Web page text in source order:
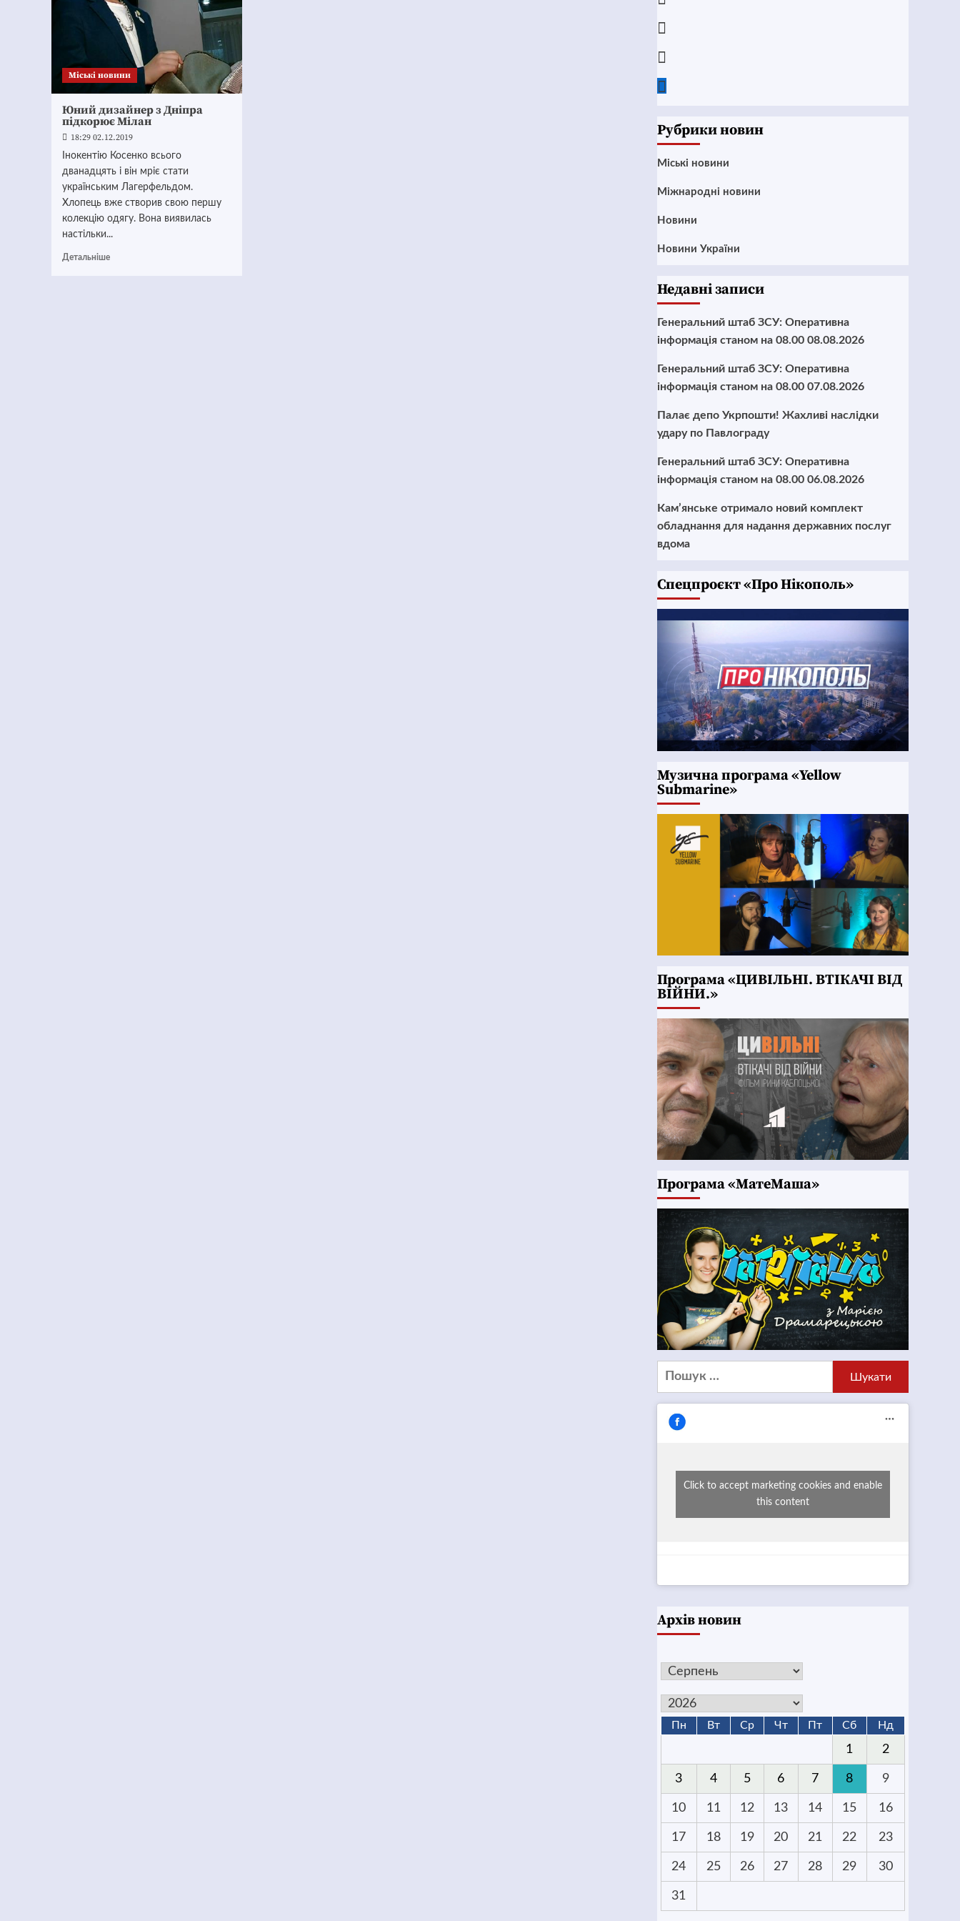
Mіські новини
Юний дизайнер з Дніпра
підкорює Мілан
18:29 02.12.2019
Інокентію Косенко всього
дванадцять і він мріє стати
українським Лагерфельдом.
Хлопець вже створив свою першу
колекцію одягу. Вона виявилась
настільки...
Детальніше
Рубрики новин
Mіські новини
Міжнародні новини
Новини
Новини України
Недавні записи
Генеральний штаб ЗСУ: Оперативна
інформація станом на 08.00 08.08.2026
Генеральний штаб ЗСУ: Оперативна
інформація станом на 08.00 07.08.2026
Палає депо Укрпошти! Жахливі наслідки
удару по Павлограду
Генеральний штаб ЗСУ: Оперативна
інформація станом на 08.00 06.08.2026
Кам’янське отримало новий комплект
обладнання для надання державних послуг
вдома
Cпецпроєкт «Про Нікополь»
Музична програма «Yellow
Submarine»
Програма «ЦИВІЛЬНІ. ВТІКАЧІ ВІД
ВІЙНИ.»
Програма «МатеМаша»
Пошук:
Click to accept marketing cookies and enable
this content
Архів новин
Пн Вт Ср Чт Пт Сб Нд
1 2
3 4 5 6 7 8 9
10 11 12 13 14 15 16
17 18 19 20 21 22 23
24 25 26 27 28 29 30
31